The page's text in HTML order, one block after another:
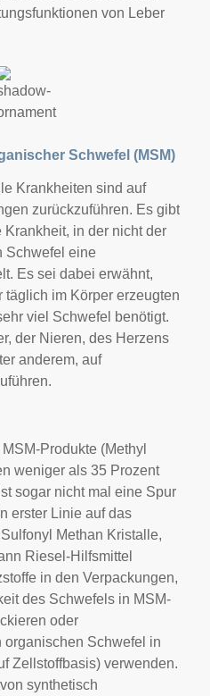
von Leber
Schwefel (MSM)
Krankheiten sind auf
zurückzuführen. Es gibt
Krankheit, in der nicht der
Schwefel eine
Es sei dabei erwähnt,
im Körper erzeugten
viel Schwefel benötigt.
der Nieren, des Herzens
anderem, auf
Produkte (Methyl
weniger als 35 Prozent
sogar nicht mal eine Spur
erster Linie auf das
Methan Kristalle,
Riesel-Hilfsmittel
in den Verpackungen,
des Schwefels in MSM-
oder
Schwefel in
Zellstoffbasis) verwenden.
synthetisch